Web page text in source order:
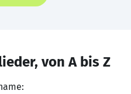
von A bis Z